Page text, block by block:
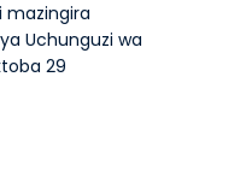
mazingira
Uchunguzi wa
29